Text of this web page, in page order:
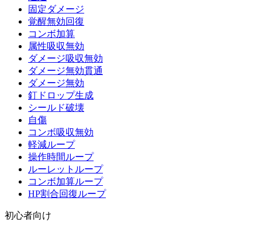
固定ダメージ
覚醒無効回復
コンボ加算
属性吸収無効
ダメージ吸収無効
ダメージ無効貫通
ダメージ無効
釘ドロップ生成
シールド破壊
自傷
コンボ吸収無効
軽減ループ
操作時間ループ
ルーレットループ
コンボ加算ループ
HP割合回復ループ
初心者向け